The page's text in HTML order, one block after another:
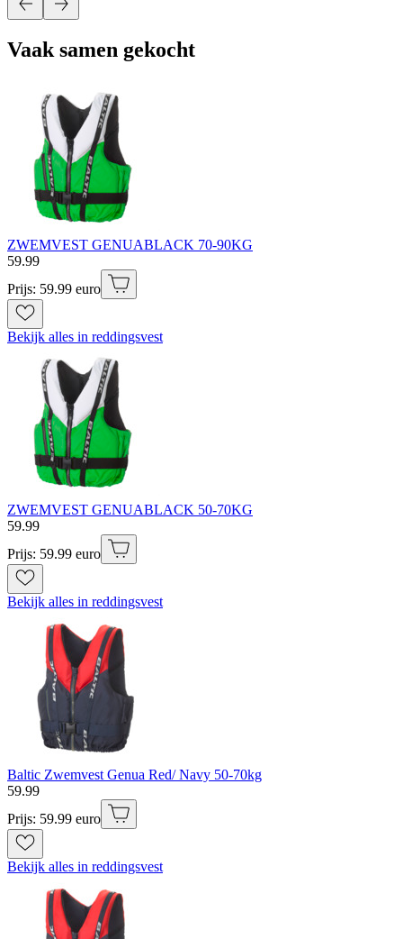
Vaak samen gekocht
ZWEMVEST GENUABLACK 70-90KG
59.99
Prijs: 59.99 euro
Bekijk alles in reddingsvest
ZWEMVEST GENUABLACK 50-70KG
59.99
Prijs: 59.99 euro
Bekijk alles in reddingsvest
Baltic Zwemvest Genua Red/ Navy 50-70kg
59.99
Prijs: 59.99 euro
Bekijk alles in reddingsvest